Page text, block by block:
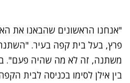
"אנחנו הראשונים שהבאנו את
פרץ, בעל בית קפה בעיר.
משתנה, זה לא מה שהיה פעם".
בין אילן לסימו בכניסה לבית